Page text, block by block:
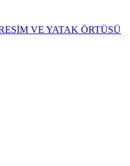
VE YATAK ÖRTÜSÜ